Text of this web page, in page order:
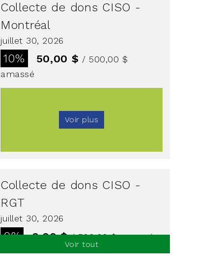
Collecte de dons CISO -
Montréal
juillet 30, 2026
10% 50,00 $ / 500,00 $
amassé
Voir plus
Collecte de dons CISO -
RGT
juillet 30, 2026
0% 0,00 $/ 500,00 $amassé
Voir tout